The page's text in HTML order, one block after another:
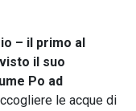
– il primo al
il suo
Po ad
le acque di